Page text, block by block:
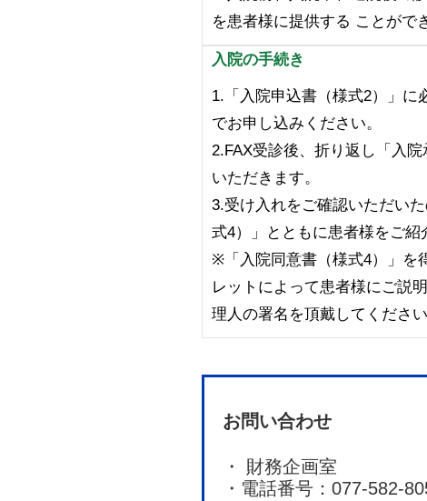
を患者様に提供する ことがで
入院の手続き
1.「入院申込書（様式2）」に
でお申し込みください。
2.FAX受診後、折り返し「入
いただきます。
3.受け入れをご確認いただい
式4）」とともに患者様をご紹
※「入院同意書（様式4）」を
レットによって患者様にご説
理人の署名を頂戴してください
お問い合わせ
財務企画室
電話番号：077-582-